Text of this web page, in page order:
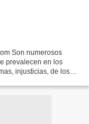
Son numerosos
prevalecen en los
injusticias, de los